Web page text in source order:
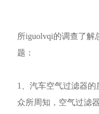
所iguolvqi的调查了解
题：
1、汽车空气过滤器的
众所周知，空气过滤